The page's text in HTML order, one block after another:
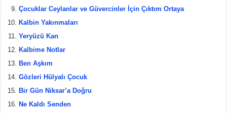
Çocuklar Ceylanlar ve Güvercinler İçin Çıktım Ortaya
Kalbin Yakınmaları
Yeryüzü Kan
Kalbime Notlar
Ben Aşkım
Gözleri Hülyalı Çocuk
Bir Gün Niksar’a Doğru
Ne Kaldı Senden